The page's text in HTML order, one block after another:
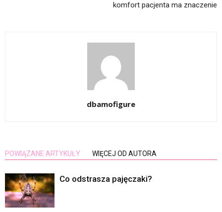
komfort pacjenta ma znaczenie
dbamofigure
POWIĄZANE ARTYKUŁY WIĘCEJ OD AUTORA
Co odstrasza pajęczaki?